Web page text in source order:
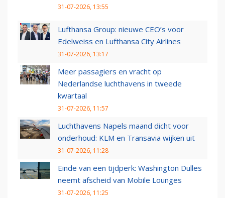
31-07-2026, 13:55
Lufthansa Group: nieuwe CEO’s voor
Edelweiss en Lufthansa City Airlines
31-07-2026, 13:17
Meer passagiers en vracht op
Nederlandse luchthavens in tweede
kwartaal
31-07-2026, 11:57
Luchthavens Napels maand dicht voor
onderhoud: KLM en Transavia wijken uit
31-07-2026, 11:28
Einde van een tijdperk: Washington Dulles
neemt afscheid van Mobile Lounges
31-07-2026, 11:25